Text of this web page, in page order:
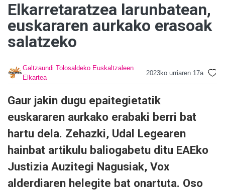
Elkarretaratzea larunbatean,
euskararen aurkako erasoak
salatzeko
Galtzaundi Tolosaldeko Euskaltzaleen
Elkartea
2023ko urriaren 17a
Gaur jakin dugu epaitegietatik
euskararen aurkako erabaki berri bat
hartu dela. Zehazki, Udal Legearen
hainbat artikulu baliogabetu ditu EAEko
Justizia Auzitegi Nagusiak, Vox
alderdiaren helegite bat onartuta. Oso